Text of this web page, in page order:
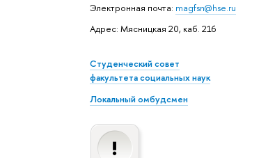
Электронная почта: magfsn@hse.ru
Адрес: Мясницкая 20, каб. 216
Студенческий совет
факультета социальных наук
Локальный омбудсмен